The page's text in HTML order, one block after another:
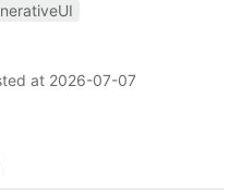
at 2026-07-07